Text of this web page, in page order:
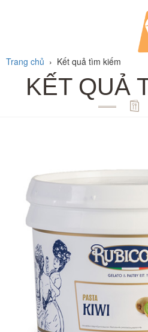
Trang chủ › Kết quả tìm kiếm
KẾT QUẢ